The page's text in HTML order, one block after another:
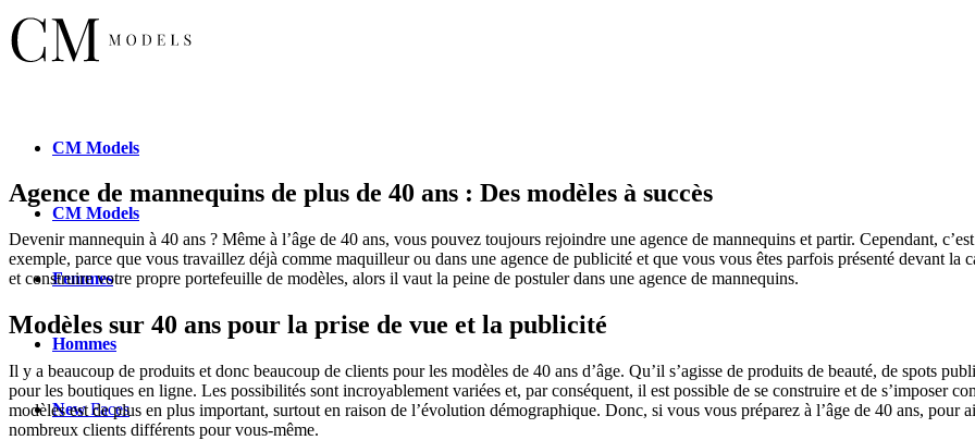
CM Models
CM Models
Femmes
Hommes
NewFaces
Agence de mannequins de plus de 40 ans : Des modèles à succès
Devenir mannequin à 40 ans ? Même à l’âge de 40 ans, vous pouvez toujours rejoindre une agence de mannequins et partir. Cependant,
exemple, parce que vous travaillez déjà comme maquilleur ou dans une agence de publicité et que vous vous êtes parfois présenté devant
et construire votre propre portefeuille de modèles, alors il vaut la peine de postuler dans une agence de mannequins.
Modèles sur 40 ans pour la prise de vue et la publicité
Il y a beaucoup de produits et donc beaucoup de clients pour les modèles de 40 ans d’âge. Qu’il s’agisse de produits de beauté, de spots
pour les boutiques en ligne. Les possibilités sont incroyablement variées et, par conséquent, il est possible de se construire et de s’imposer
modèles est de plus en plus important, surtout en raison de l’évolution démographique. Donc, si vous vous préparez à l’âge de 40 ans,
nombreux clients différents pour vous-même.